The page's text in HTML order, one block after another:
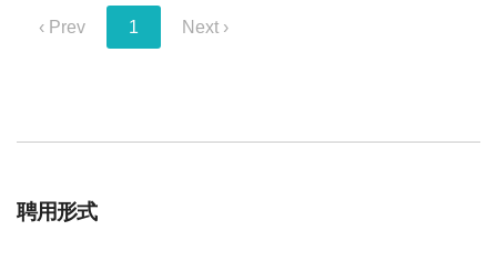
‹ Prev 1 Next ›
聘用形式